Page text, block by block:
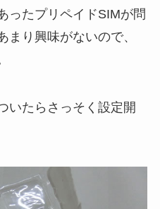
ったプリペイドSIMが問
まり興味がないので、
いたらさっそく設定開